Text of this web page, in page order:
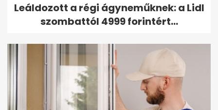
Leáldozott a régi ágyneműknek: a Lidl
szombattól 4999 forintért...